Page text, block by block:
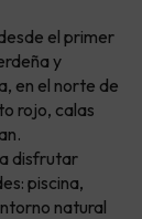
el primer
y
en el norte de
rojo, calas
disfrutar
piscina,
natural